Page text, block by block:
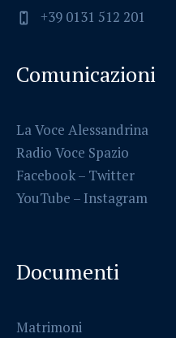
+39 0131 512 201
Comunicazioni
La Voce Alessandrina
Radio Voce Spazio
Facebook– Twitter
YouTube – Instagram
Documenti
Matrimoni